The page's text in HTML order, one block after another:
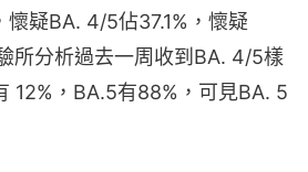
疑BA. 4/5佔37.1%，懷疑
所分析過去一周收到BA. 4/5樣
12%，BA.5有88%，可見BA. 5